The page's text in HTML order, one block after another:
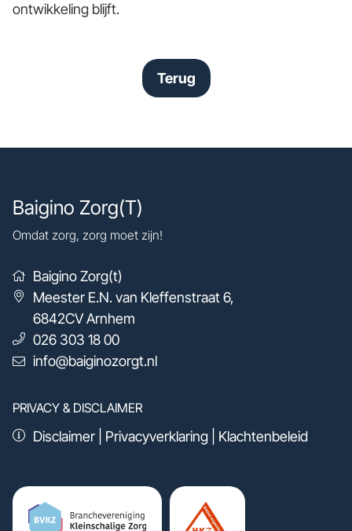
ontwikkeling blijft.
Terug
Baigino Zorg(T)
Omdat zorg, zorg moet zijn!
Baigino Zorg(t)
Meester E.N. van Kleffenstraat 6,
6842CV Arnhem
026 303 18 00
info@baiginozorgt.nl
PRIVACY & DISCLAIMER
Disclaimer| Privacyverklaring| Klachtenbeleid